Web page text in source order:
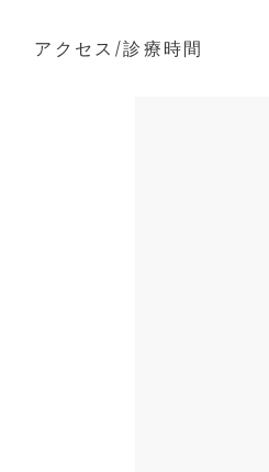
アクセス/診療時間